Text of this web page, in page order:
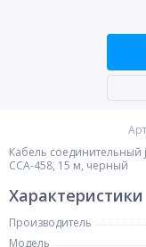
Кабель соединительный
CCA-458, 15 м, черный
Характеристики
Производитель
Модель